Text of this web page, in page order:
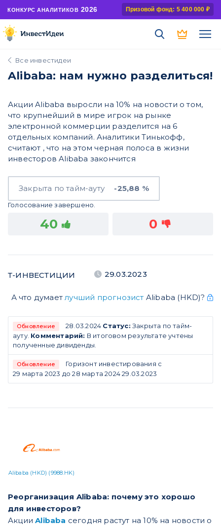
КОНКУРС АНАЛИТИКОВ 2026 Призовой фонд: 5 400 000 ₽
Все инвестидеи
Alibaba: нам нужно разделиться!
Акции Alibaba выросли на 10% на новости о том,
что крупнейший в мире игрок на рынке
электронной коммерции разделится на 6
отдельных компаний. Аналитики Тинькофф,
считают , что на этом черная полоса в жизни
инвесторов Alibaba закончится
Закрыта по тайм-ауту -25,88 %
Голосование завершено.
40 0
Т-ИНВЕСТИЦИИ 29.03.2023
А что думаетлучший прогнозист Alibaba (HKD)?
Обновление 28.03.2024 Статус: Закрыта по тайм-
ауту. Комментарий: В итоговом результате учтены
полученные дивиденды.
Обновление
Горизонт инвестирования с
29 марта 2023 до 28 марта 2024 29.03.2023
Alibaba (HKD) (9988.HK)
​​Реорганизация Alibaba: почему это хорошо
для инвесторов?
АкцииAlibaba сегодня растут на 10% на новости о